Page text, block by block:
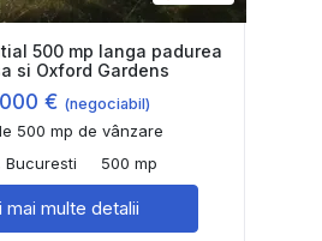
500 mp langa padurea
si Oxford Gardens
€ (negociabil)
500 mp de vânzare
Bucuresti
500 mp
mai multe detalii